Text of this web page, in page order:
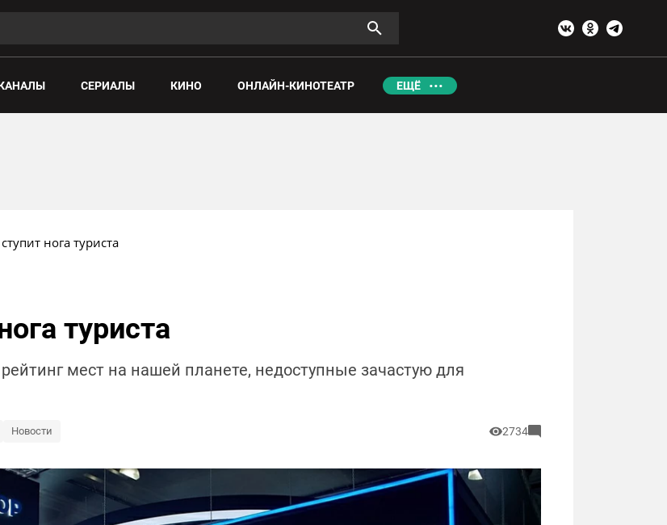
СЕРИАЛЫ КИНО ОНЛАЙН-КИНОТЕАТР ЕЩЁ
нога туриста
туриста
мест на нашей планете, недоступные зачастую для
Новости 2734